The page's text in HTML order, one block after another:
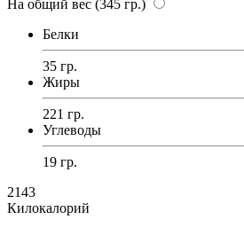
На общий вес (345 гр.)
Белки
35 гр.
Жиры
221 гр.
Углеводы
19 гр.
2143
Килокалорий